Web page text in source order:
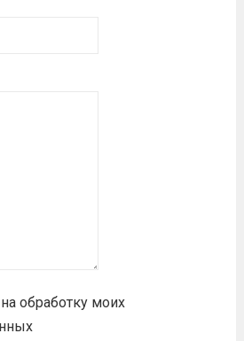
обработку моих